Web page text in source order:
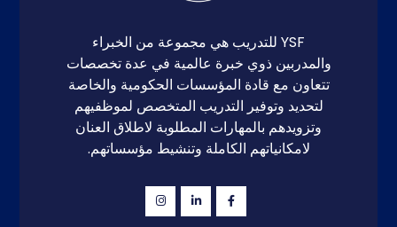
YSF للتدريب هي مجموعة من الخبراء
والمدربين ذوي خبرة عالمية في عدة تخصصات
تتعاون مع قادة المؤسسات الحكومية والخاصة
لتحديد وتوفير التدريب المتخصص لموظفيهم
وتزويدهم بالمهارات المطلوبة لاطلاق العنان
لامكانياتهم الكاملة وتنشيط مؤسساتهم.